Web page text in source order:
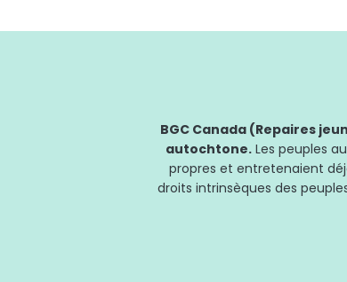
BGC Canada (Repaires
autochtone. Les peuples
propres et entretenaient
droits intrinsèques des